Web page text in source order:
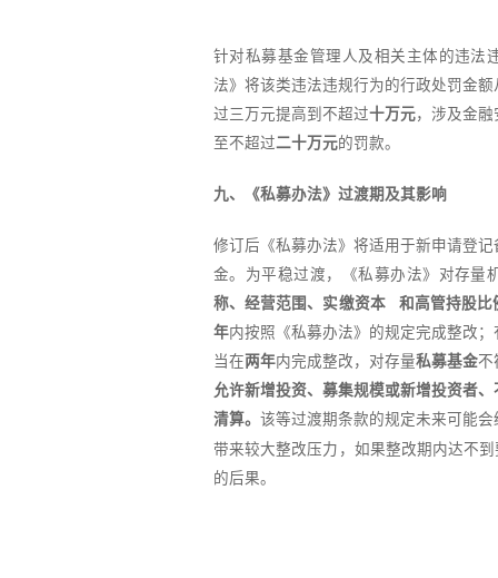
针对私募基金管理人及相关主体的违法
法》将该类违法违规行为的行政处罚金
过三万元提高到不超过十万元，涉及金
至不超过二十万元的罚款。
九、《私募办法》过渡期及其影响
修订后《私募办法》将适用于新申请登
金。为平稳过渡，《私募办法》对存量
称、经营范围、 实缴资本
和高管持股比
年内按照《私募办法》的规定完成整改；
当在两年内完成整改，对存量私募基金不
允许新增投资、募集规模或新增投资者
清算。 该等过渡期条款的规定未来可能
带来较大整改压力，如果整改期内达不
的后果。